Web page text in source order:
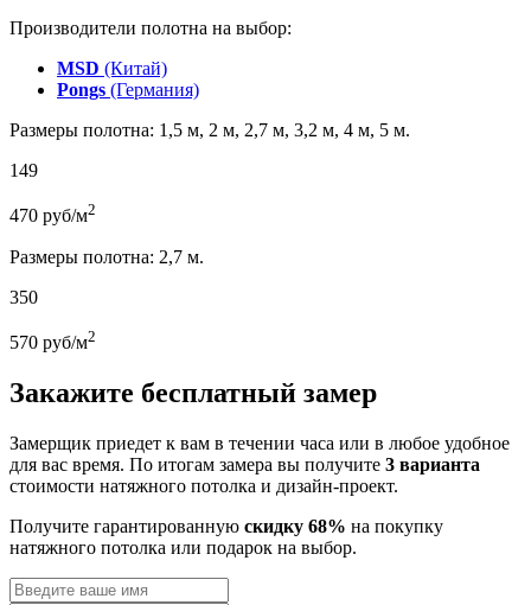
Производители полотна на выбор:
MSD (Китай)
Pongs (Германия)
Размеры полотна: 1,5 м, 2 м, 2,7 м, 3,2 м, 4 м, 5 м.
149
470 руб/м2
Размеры полотна: 2,7 м.
350
570 руб/м2
Закажите бесплатный замер
Замерщик приедет к вам в течении часа или в любое удобное
для вас время. По итогам замера вы получите 3 варианта
стоимости натяжного потолка и дизайн-проект.
Получите гарантированную скидку 68% на покупку
натяжного потолка или подарок на выбор.